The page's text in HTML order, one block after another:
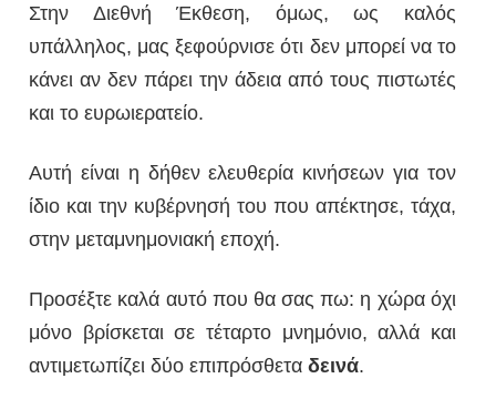
Στην Διεθνή Έκθεση, όμως, ως καλός
υπάλληλος, μας ξεφούρνισε ότι δεν μπορεί να το
κάνει αν δεν πάρει την άδεια από τους πιστωτές
και το ευρωιερατείο.
Αυτή είναι η δήθεν ελευθερία κινήσεων για τον
ίδιο και την κυβέρνησή του που απέκτησε, τάχα,
στην μεταμνημονιακή εποχή.
Προσέξτε καλά αυτό που θα σας πω: η χώρα όχι
μόνο βρίσκεται σε τέταρτο μνημόνιο, αλλά και
αντιμετωπίζει δύο επιπρόσθεταδεινά.